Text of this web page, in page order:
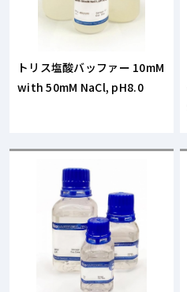
トリス塩酸バッファー 10mM
with 50mM NaCl, pH8.0